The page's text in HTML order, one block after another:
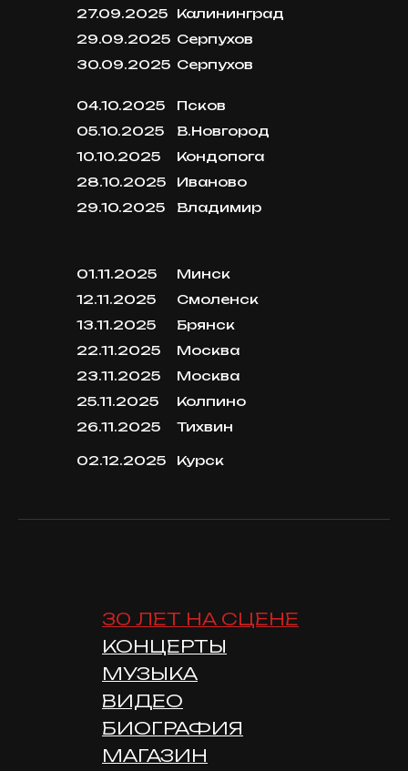
27.09.2025
29.09.2025
30.09.2025
Калининград
Серпухов
Серпухов
04.10.2025
05.10.2025
10.10.2025
28.10.2025
29.10.2025
Псков
В.Новгород
Кондопога
Иваново
Владимир
01.11.2025
12.11.2025
13.11.2025
22.11.2025
23.11.2025
25.11.2025
26.11.2025
Минск
Смоленск
Брянск
Москва
Москва
Колпино
Тихвин
02.12.2025 Курск